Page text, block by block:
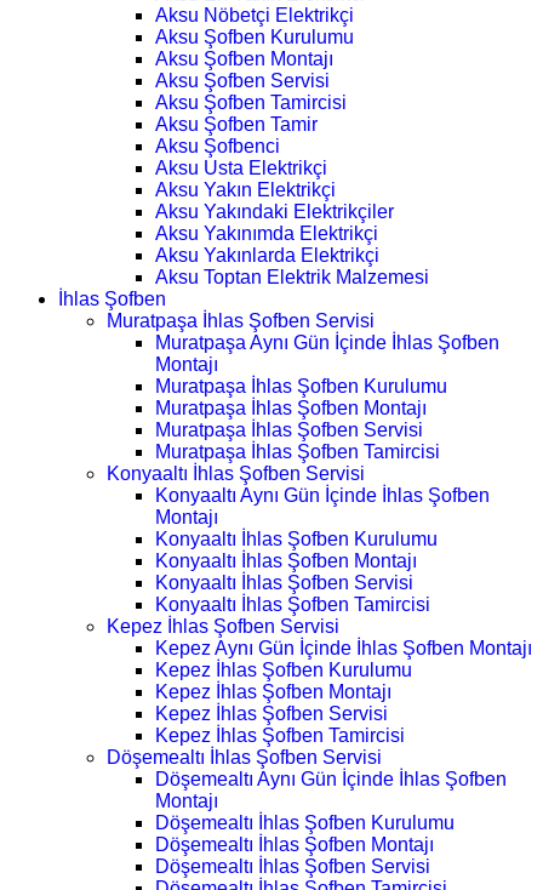
Aksu Nöbetçi Elektrikçi
Aksu Şofben Kurulumu
Aksu Şofben Montajı
Aksu Şofben Servisi
Aksu Şofben Tamircisi
Aksu Şofben Tamir
Aksu Şofbenci
Aksu Usta Elektrikçi
Aksu Yakın Elektrikçi
Aksu Yakındaki Elektrikçiler
Aksu Yakınımda Elektrikçi
Aksu Yakınlarda Elektrikçi
Aksu Toptan Elektrik Malzemesi
İhlas Şofben
Muratpaşa İhlas Şofben Servisi
Muratpaşa Aynı Gün İçinde İhlas Şofben
Montajı
Muratpaşa İhlas Şofben Kurulumu
Muratpaşa İhlas Şofben Montajı
Muratpaşa İhlas Şofben Servisi
Muratpaşa İhlas Şofben Tamircisi
Konyaaltı İhlas Şofben Servisi
Konyaaltı Aynı Gün İçinde İhlas Şofben
Montajı
Konyaaltı İhlas Şofben Kurulumu
Konyaaltı İhlas Şofben Montajı
Konyaaltı İhlas Şofben Servisi
Konyaaltı İhlas Şofben Tamircisi
Kepez İhlas Şofben Servisi
Kepez Aynı Gün İçinde İhlas Şofben Montajı
Kepez İhlas Şofben Kurulumu
Kepez İhlas Şofben Montajı
Kepez İhlas Şofben Servisi
Kepez İhlas Şofben Tamircisi
Döşemealtı İhlas Şofben Servisi
Döşemealtı Aynı Gün İçinde İhlas Şofben
Montajı
Döşemealtı İhlas Şofben Kurulumu
Döşemealtı İhlas Şofben Montajı
Döşemealtı İhlas Şofben Servisi